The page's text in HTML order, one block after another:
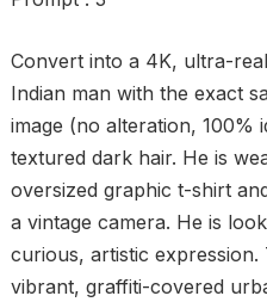
Convert into a 4K, ultra-
Indian man with the exact
image (no alteration, 100%
textured dark hair. He is
oversized graphic t-shirt
a vintage camera. He is
curious, artistic expression.
vibrant, graffiti-covered